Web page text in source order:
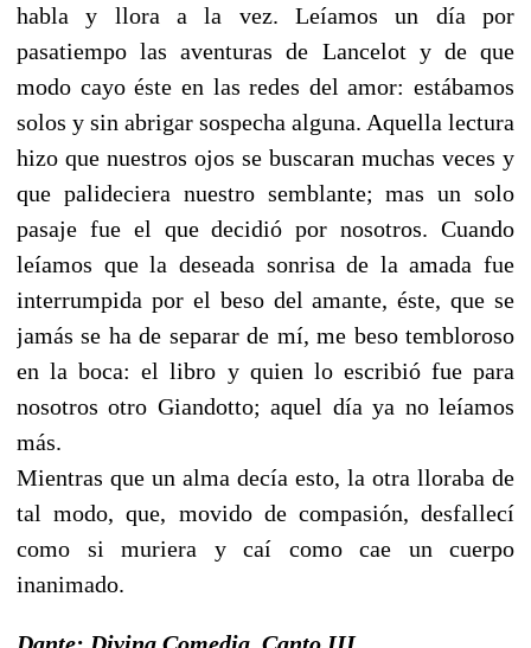
habla y llora a la vez. Leíamos un día por
pasatiempo las aventuras de Lancelot y de que
modo cayo éste en las redes del amor: estábamos
solos y sin abrigar sospecha alguna. Aquella lectura
hizo que nuestros ojos se buscaran muchas veces y
que palideciera nuestro semblante; mas un solo
pasaje fue el que decidió por nosotros. Cuando
leíamos que la deseada sonrisa de la amada fue
interrumpida por el beso del amante, éste, que se
jamás se ha de separar de mí, me beso tembloroso
en la boca: el libro y quien lo escribió fue para
nosotros otro Giandotto; aquel día ya no leíamos
más.
Mientras que un alma decía esto, la otra lloraba de
tal modo, que, movido de compasión, desfallecí
como si muriera y caí como cae un cuerpo
inanimado.